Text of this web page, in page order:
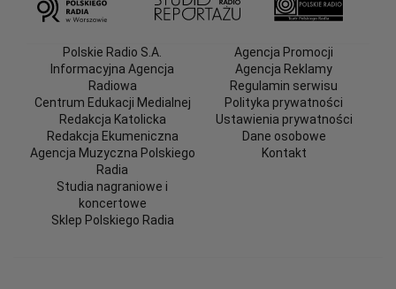
Polskie Radio S.A.
Informacyjna Agencja
Radiowa
Centrum Edukacji Medialnej
Redakcja Katolicka
Redakcja Ekumeniczna
Agencja Muzyczna Polskiego
Radia
Studia nagraniowe i
koncertowe
Sklep Polskiego Radia
Agencja Promocji
Agencja Reklamy
Regulamin serwisu
Polityka prywatności
Ustawienia prywatności
Dane osobowe
Kontakt